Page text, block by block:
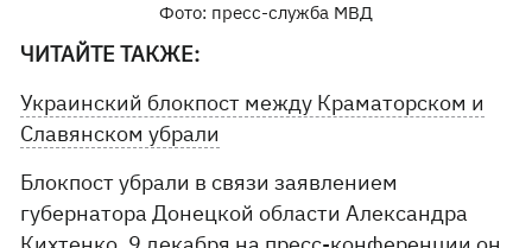
Фото: пресс-служба МВД
ЧИТАЙТЕ ТАКЖЕ:
Украинский блокпост между Краматорском и
Славянском убрали
Блокпост убрали в связи заявлением
губернатора Донецкой области Александра